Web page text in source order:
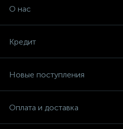
О нас
Кредит
Новые поступления
Оплата и доставка